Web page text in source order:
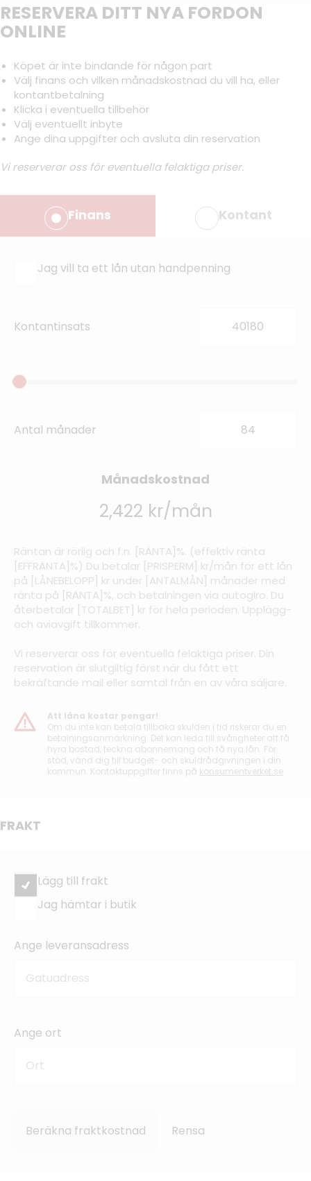
RESERVERA DITT NYA FORDON
ONLINE
Köpet är inte bindande för någon part
Välj finans och vilken månadskostnad du vill ha, eller
kontantbetalning
Klicka i eventuella tillbehör
Välj eventuellt inbyte
Ange dina uppgifter och avsluta din reservation
Vi reserverar oss för eventuella felaktiga priser.
Finans Kontant
Jag vill ta ett lån utan handpenning
Kontantinsats
Antal månader
Månadskostnad
2,422 kr/mån
Räntan är rörlig och f.n. [RÄNTA]%. (effektiv ränta
[EFFRÄNTA]%) Du betalar [PRISPERM] kr/mån för ett lån
på [LÅNEBELOPP] kr under [ANTALMÅN] månader med
ränta på [RÄNTA]%, och betalningen via autogiro. Du
återbetalar [TOTALBET] kr för hela perioden. Upplägg-
och aviavgift tillkommer.
Vi reserverar oss för eventuella felaktiga priser. Din
reservation är slutgiltig först när du fått ett
bekräftande mail eller samtal från en av våra säljare.
Att låna kostar pengar!
Om du inte kan betala tillbaka skulden i tid riskerar du en
betalningsanmärkning. Det kan leda till svårigheter att få
hyra bostad, teckna abonnemang och få nya lån. För
stöd, vänd dig till budget- och skuldrådgivningen i din
kommun. Kontaktuppgifter finns på konsumentverket.se
FRAKT
Lägg till frakt
Jag hämtar i butik
Ange leveransadress
Ange ort
Beräkna fraktkostnad Rensa